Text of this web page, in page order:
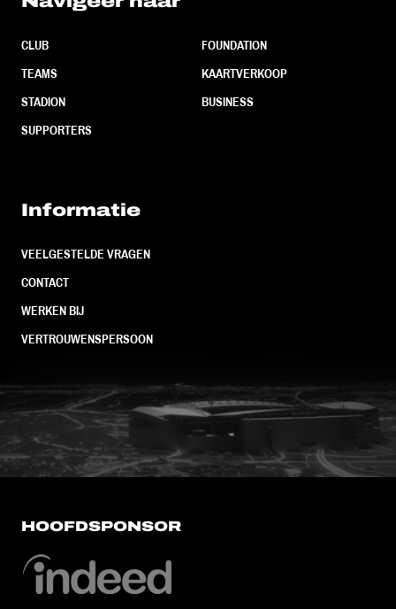
CLUB
TEAMS
STADION
SUPPORTERS
FOUNDATION
KAARTVERKOOP
BUSINESS
Informatie
VEELGESTELDE VRAGEN
CONTACT
WERKEN BIJ
VERTROUWENSPERSOON
FC Utrecht<br>vanuit<br>het
HOOFDSPONSOR